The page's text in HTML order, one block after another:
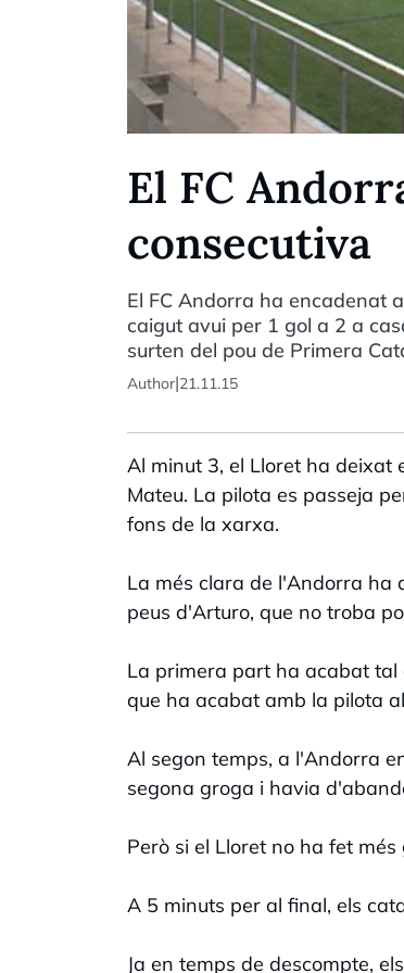
El FC
consecutiva
El FC Andorra ha encadenat
caigut avui per 1 gol a 2 a
surten del pou de Primera
Author|21.11.15
Al minut 3, el Lloret ha deixat
Mateu. La pilota es passeja
fons de la xarxa.
La més clara de l'Andorra ha
peus d'Arturo, que no troba
La primera part ha acabat tal
que ha acabat amb la pilota
Al segon temps, a l'Andorra
segona groga i havia
Però si el Lloret no ha fet
A 5 minuts per al final, els
Ja en temps de descompte,